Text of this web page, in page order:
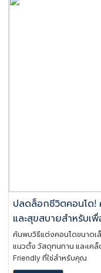
ปลดล็อกชีวิตคอนโด!
และสุขสบายสำหรับเ
ค้นพบวิธีแต่งคอนโดขนาดเ
แนวตั้ง วัสดุทนทาน และเค
Friendly ที่ใช่สำหรับคุณ